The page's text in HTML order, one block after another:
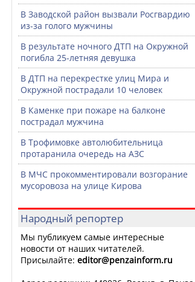
В Заводской район вызвали Росгвардию
из-за голого мужчины
В результате ночного ДТП на Окружной
погибла 25-летняя девушка
В ДТП на перекрестке улиц Мира и
Окружной пострадали 10 человек
В Каменке при пожаре на балконе
пострадал мужчина
В Трофимовке автолюбительница
протаранила очередь на АЗС
В МЧС прокомментировали возгорание
мусоровоза на улице Кирова
Народный репортер
Мы публикуем самые интересные
новости от наших читателей.
Присылайте: editor@penzainform.ru